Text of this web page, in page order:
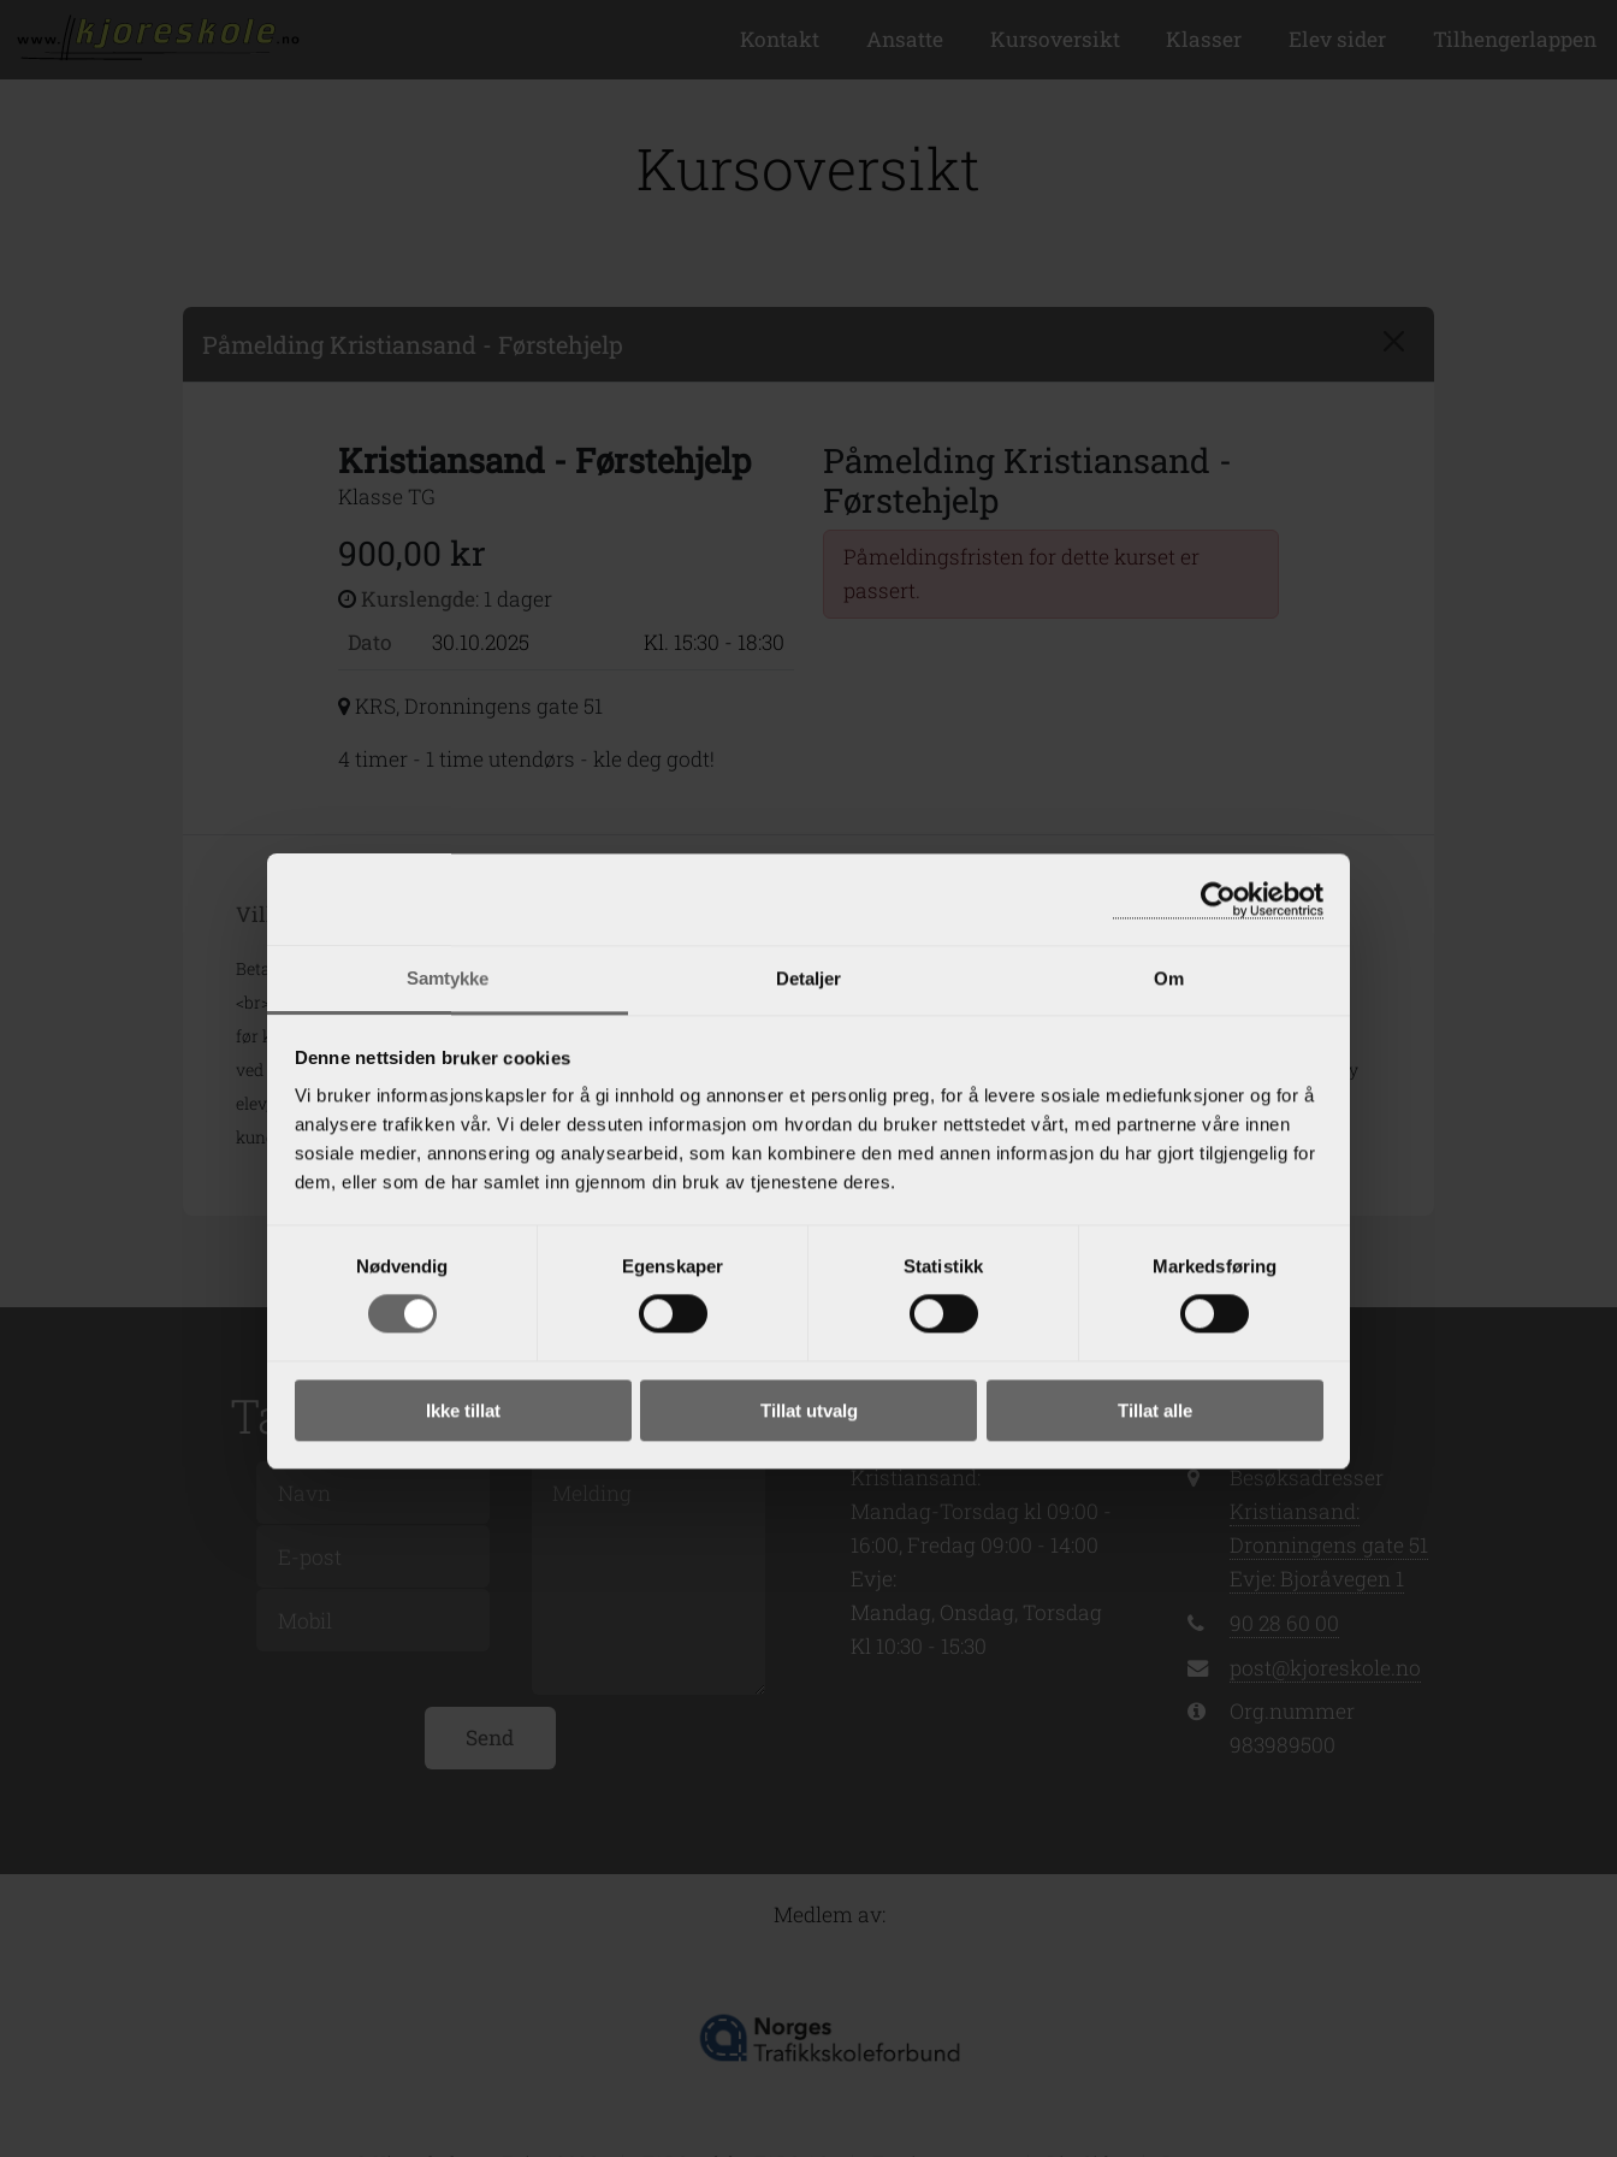
Samtykke Detaljer Om
Denne nettsiden bruker cookies
Vi bruker informasjonskapsler for å gi innhold og annonser et personlig preg, for å levere sosiale mediefunksjoner og for å
analysere trafikken vår. Vi deler dessuten informasjon om hvordan du bruker nettstedet vårt, med partnerne våre innen
sosiale medier, annonsering og analysearbeid, som kan kombinere den med annen informasjon du har gjort tilgjengelig for
dem, eller som de har samlet inn gjennom din bruk av tjenestene deres.
Nødvendig
Egenskaper Statistikk Markedsføring
Ikke tillat Tillat utvalg Tillat alle
Kontakt Ansatte Kursoversikt Klasser Elev sider Tilhengerlappen
Kursoversikt
Påmelding Kristiansand - Førstehjelp
Påmelding Kristiansand -
Førstehjelp
Påmeldingsfristen for dette kurset er
passert.
Kristiansand - Førstehjelp
Klasse TG
900,00 kr
Kurslengde: 1 dager
Dato
30.10.2025 Kl. 15:30 - 18:30
KRS, Dronningens gate 51
4 timer - 1 time utendørs - kle deg godt!
Vilkår for bestilling hos Kjoreskole.no Trafikkskole
Betaling av timer/kurs:<br>Kjøretimer betales før oppstart, kurs betales 1 uke før oppstart. Betal ved Nettbank, Kort eller Vipps.<br>
<br>Avbestilling:<br>Ikke obligatoriske kjøretimer avbestilles: Senest klokka 12:00 siste virkedag før timen, eks: timer mandag avbestilles fredag
før kl. 12:00.<br>Obligatoriske timer/kurs avbestilles: Senest 1 uke før kursstart. <br>Fravær må meldes fra ved å ringe oss på tlf: 902 86 000, eller
ved å komme innom vårt kontor.<br><br>Du må alltid ha med, til alle kjøretimer/kurs, gyldig ID med bilde.<br>Når du har bestilt time/kurs som ny
elev, kan du logge deg inn på elevsider på tabs.no, eller laste ned appen "TABS" fra google play/appstore. Der du får full oversikt over ditt
kundeforhold hos oss.
Ta kontakt Åpningstider
Kristiansand:
Mandag-Torsdag kl 09:00 -
16:00, Fredag 09:00 - 14:00
Evje:
Mandag, Onsdag, Torsdag
Kl 10:30 - 15:30
Kontakt
Besøksadresser
Kristiansand:
Dronningens gate 51
Evje: Bjoråvegen 1
90 28 60 00
post@kjoreskole.no
Org.nummer
983989500
Medlem av: